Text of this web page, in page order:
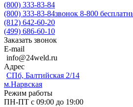
(800) 333-83-84
(800) 333-83-84звонок 8-800
(812) 642-60-20
(499) 686-60-10
Заказать звонок
E-mail
info@24weld.ru
Адрес
СПб, Балтийская 2/14
м.Нарвская
Режим работы
ПН-ПТ с 09:00 до 19:00